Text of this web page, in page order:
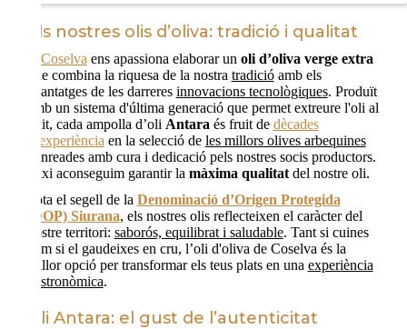
Els nostres olis d’oliva: tradició i qualitat
Coselva ens apassiona elaborar un oli d’oliva verge extra
que combina la riquesa de la nostra tradicióamb els
avantatges de les darreres innovacions tecnològiques. Produït
amb un sistema d'última generació que permet extreure l'oli al
buit, cada ampolla d’oli Antara és fruit de dècades
d’experiència en la selecció de les millors olives arbequines
conreades amb cura i dedicació pels nostres socis productors.
Aixi aconseguim garantir la màxima qualitatdel nostre oli.
Sota el segell de la Denominació d’Origen Protegida
(DOP) Siurana, els nostres olis reflecteixen el caràcter del
nostre territori: saborós, equilibrat i saludable. Tant si cuines
com si el gaudeixes en cru, l’oli d'oliva de Coselva és la
millor opció per transformar els teus plats en una experiència
gastronòmica.
Oli Antara: el gust de l’autenticitat